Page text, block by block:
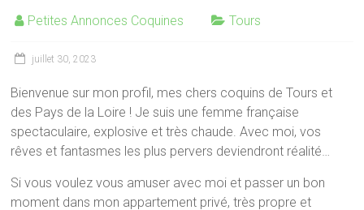
Petites Annonces Coquines Tours
juillet 30, 2023
Bienvenue sur mon profil, mes chers coquins de Tours et
des Pays de la Loire ! Je suis une femme française
spectaculaire, explosive et très chaude. Avec moi, vos
rêves et fantasmes les plus pervers deviendront réalité…
Si vous voulez vous amuser avec moi et passer un bon
moment dans mon appartement privé, très propre et